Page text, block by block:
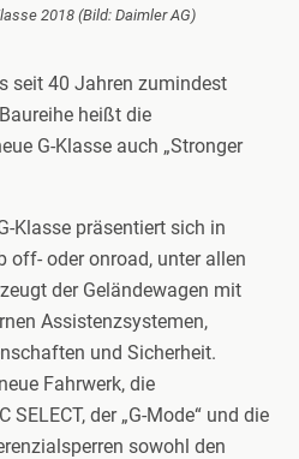
2018 (Bild: Daimler AG)
seit 40 Jahren zumindest
heißt die
G-Klasse auch „Stronger
Klasse präsentiert sich in
off- oder onroad, unter allen
der Geländewagen mit
Assistenzsystemen,
und Sicherheit.
Fahrwerk, die
der „G-Mode“ und die
sowohl den